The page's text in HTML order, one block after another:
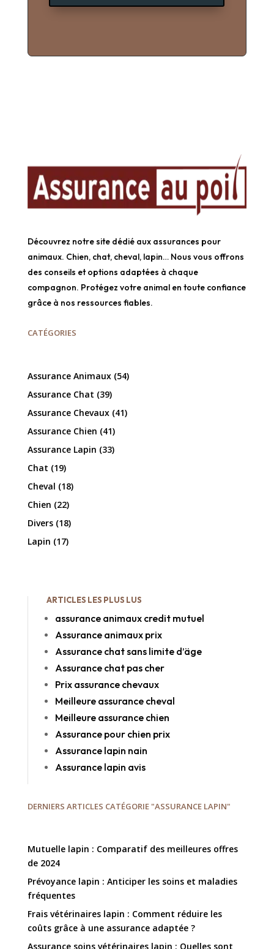
Découvrez notre site dédié aux assurances pour
animaux. Chien, chat, cheval, lapin… Nous vous offrons
des conseils et options adaptées à chaque
compagnon. Protégez votre animal en toute confiance
grâce à nos ressources fiables.
CATÉGORIES
Assurance Animaux(54)
Assurance Chat (39)
Assurance Chevaux(41)
Assurance Chien (41)
Assurance Lapin (33)
Chat (19)
Cheval (18)
Chien (22)
Divers(18)
Lapin (17)
ARTICLES LES PLUS LUS
assurance animaux credit mutuel
Assurance animaux prix
Assurance chat sans limite d’äge
Assurance chat pas cher
Prix assurance chevaux
Meilleure assurance cheval
Meilleure assurance chien
Assurance pour chien prix
Assurance lapin nain
Assurance lapin avis
DERNIERS ARTICLES CATÉGORIE "ASSURANCE LAPIN"
Mutuelle lapin : Comparatif des meilleures offres
de 2024
Prévoyance lapin : Anticiper les soins et maladies
fréquentes
Frais vétérinaires lapin : Comment réduire les
coûts grâce à une assurance adaptée ?
Assurance soins vétérinaires lapin : Quelles sont